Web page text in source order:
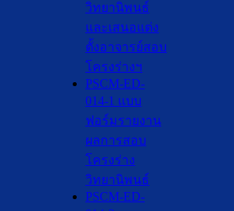
วิทยานิพนธ์
และเสนอแต่ง
ตั้งอาจารย์สอบ
โครงร่างฯ
PSCM-ED-
014-1 แบบ
ฟอร์มรายงาน
ผลการสอบ
โครงร่าง
วิทยานิพนธ์
PSCM-ED-